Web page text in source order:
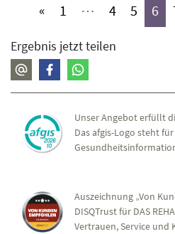
« 1 (aktiv)
⋯ 4(aktiv)
5 (aktiv)
6
Ergebnis jetzt teilen
Unser Angebot erfüllt
Das afgis-Logo steht
Auszeichnung „Von
DISQTrust für DAS
Vertrauen, Service